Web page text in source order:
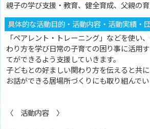
親子の学び支援・教育、健全育成、父親の
具体的な活動目的・活動内容・活動実績・
「ペアレント・トレーニング」などを使い
わり方を学び日常の子育ての困り事に活用
てができるよう支援していきます。
子どもとの好ましい関わり方を伝えると共
お話ができる居場所づくりにも取り組んでい
〈 活動内容 〉